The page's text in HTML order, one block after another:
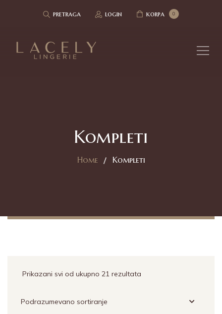
pretraga login 0
korpa
Kompleti
Home Kompleti
Prikazani svi od ukupno 21 rezultata